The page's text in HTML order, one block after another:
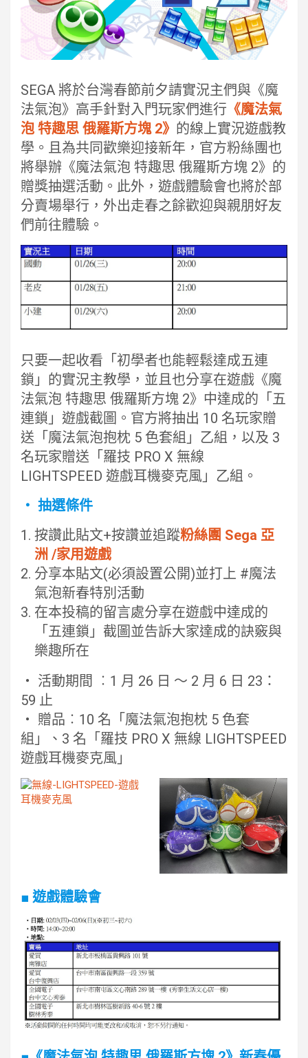
SEGA 將於台灣春節前夕請實況主們與《魔
法氣泡》高手針對入門玩家們進行 《魔法氣
泡 特趣思 俄羅斯方塊 2》 的線上實況遊戲教
學。且為共同歡樂迎接新年，官方粉絲團也
將舉辦《魔法氣泡 特趣思 俄羅斯方塊 2》的
贈獎抽選活動。此外，遊戲體驗會也將於部
分賣場舉行，外出走春之餘歡迎與親朋好友
們前往體驗。
只要一起收看「初學者也能輕鬆達成五連
鎖」的實況主教學，並且也分享在遊戲《魔
法氣泡 特趣思 俄羅斯方塊 2》中達成的「五
連鎖」遊戲截圖。官方將抽出 10 名玩家贈
送「魔法氣泡抱枕 5 色套組」乙組，以及 3
名玩家贈送「羅技 PRO X 無線
LIGHTSPEED 遊戲耳機麥克風」乙組。
・ 抽選條件
按讚此貼文+按讚並追蹤粉絲團 Sega 亞
洲 /家用遊戲
分享本貼文(必須設置公開)並打上 #魔法
氣泡新春特別活動
在本投稿的留言處分享在遊戲中達成的
「五連鎖」截圖並告訴大家達成的訣竅與
樂趣所在
・ 活動期間 ︰1 月 26 日 ～ 2 月 6 日 23：
59 止
・ 贈品︰10 名「魔法氣泡抱枕 5 色套
組」、3 名「羅技 PRO X 無線 LIGHTSPEED
遊戲耳機麥克風」
■ 遊戲體驗會